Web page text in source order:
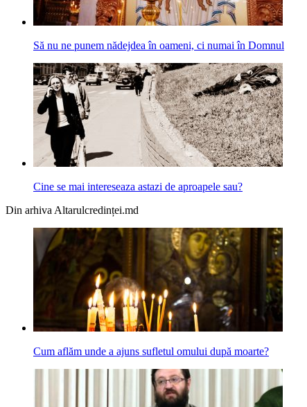
Să nu ne punem nădejdea în oameni, ci numai în Domnul
Cine se mai intereseaza astazi de aproapele sau?
Din arhiva Altarulcredinței.md
Cum aflăm unde a ajuns sufletul omului după moarte?